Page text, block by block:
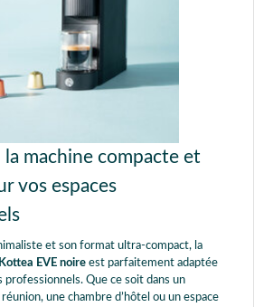
la machine compacte et
vos espaces
et son format ultra-compact, la
Kottea EVE noire est parfaitement adaptée
professionnels. Que ce soit dans un
une chambre d’hôtel ou un espace